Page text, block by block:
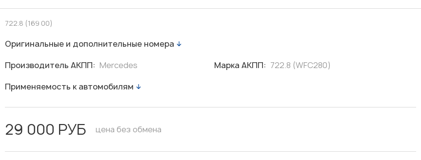
722.8 (169 00)
Оригинальные и дополнительные номера
Производитель АКПП: Mercedes Марка АКПП: 722.8 (WFC280)
Применяемость к автомобилям
29 000 РУБ цена без обмена